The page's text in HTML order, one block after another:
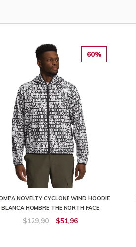
60%
NOVELTY CYCLONE WIND HOODIE
BLANCA HOMBRE THE NORTH FACE
$129,90 $51,96